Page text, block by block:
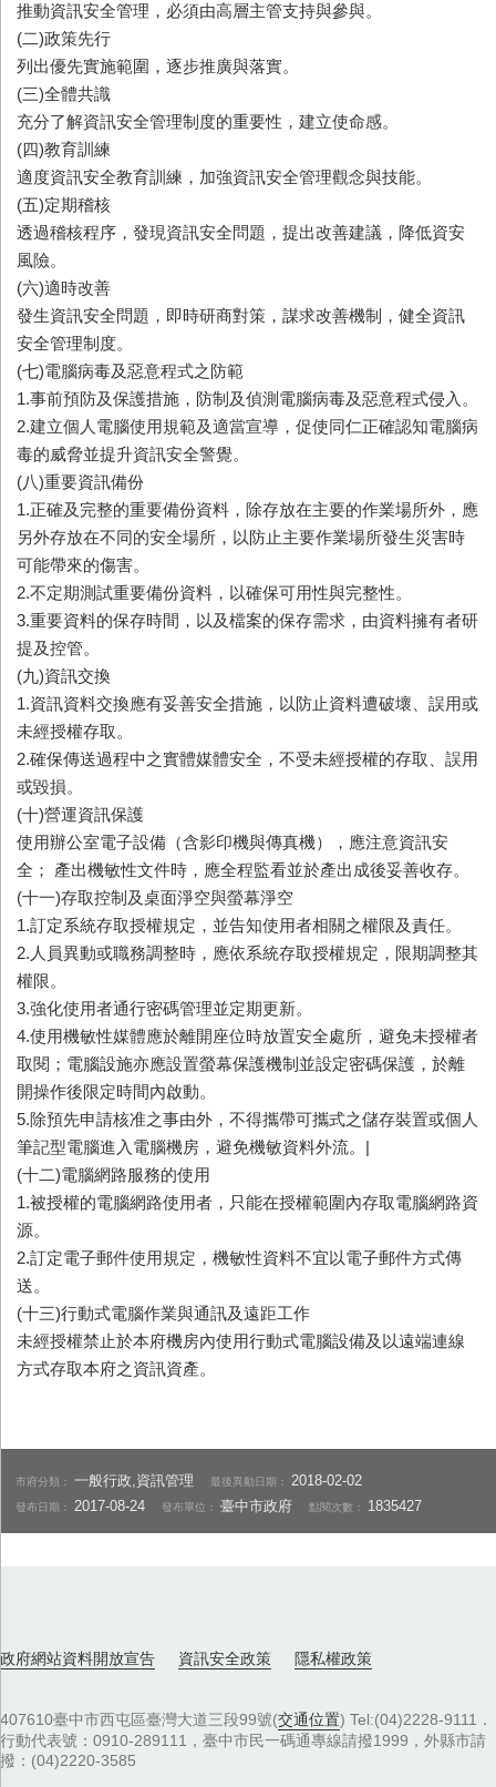
推動資訊安全管理，必須由高層主管支持與參與。
(二)政策先行
列出優先實施範圍，逐步推廣與落實。
(三)全體共識
充分了解資訊安全管理制度的重要性，建立使命感。
(四)教育訓練
適度資訊安全教育訓練，加強資訊安全管理觀念與技能。
(五)定期稽核
透過稽核程序，發現資訊安全問題，提出改善建議，降低資安
風險。
(六)適時改善
發生資訊安全問題，即時研商對策，謀求改善機制，健全資訊
安全管理制度。
(七)電腦病毒及惡意程式之防範
1.事前預防及保護措施，防制及偵測電腦病毒及惡意程式侵入。
2.建立個人電腦使用規範及適當宣導，促使同仁正確認知電腦病
毒的威脅並提升資訊安全警覺。
(八)重要資訊備份
1.正確及完整的重要備份資料，除存放在主要的作業場所外，應
另外存放在不同的安全場所，以防止主要作業場所發生災害時
可能帶來的傷害。
2.不定期測試重要備份資料，以確保可用性與完整性。
3.重要資料的保存時間，以及檔案的保存需求，由資料擁有者研
提及控管。
(九)資訊交換
1.資訊資料交換應有妥善安全措施，以防止資料遭破壞、誤用或
未經授權存取。
2.確保傳送過程中之實體媒體安全，不受未經授權的存取、誤用
或毀損。
(十)營運資訊保護
使用辦公室電子設備（含影印機與傳真機），應注意資訊安
全； 產出機敏性文件時，應全程監看並於產出成後妥善收存。
(十一)存取控制及桌面淨空與螢幕淨空
1.訂定系統存取授權規定，並告知使用者相關之權限及責任。
2.人員異動或職務調整時，應依系統存取授權規定，限期調整其
權限。
3.強化使用者通行密碼管理並定期更新。
4.使用機敏性媒體應於離開座位時放置安全處所，避免未授權者
取閱；電腦設施亦應設置螢幕保護機制並設定密碼保護，於離
開操作後限定時間內啟動。
5.除預先申請核准之事由外，不得攜帶可攜式之儲存裝置或個人
筆記型電腦進入電腦機房，避免機敏資料外流。|
(十二)電腦網路服務的使用
1.被授權的電腦網路使用者，只能在授權範圍內存取電腦網路資
源。
2.訂定電子郵件使用規定，機敏性資料不宜以電子郵件方式傳
送。
(十三)行動式電腦作業與通訊及遠距工作
未經授權禁止於本府機房內使用行動式電腦設備及以遠端連線
方式存取本府之資訊資產。
市府分類：一般行政,資訊管理 最後異動日期： 2018-02-02
發布日期： 2017-08-24 發布單位：臺中市政府 點閱次數： 1835427
政府網站資料開放宣告 資訊安全政策 隱私權政策
407610臺中市西屯區臺灣大道三段99號(交通位置) Tel:(04)2228-9111．
行動代表號：0910-289111，臺中市民一碼通專線請撥1999，外縣市請
撥：(04)2220-3585